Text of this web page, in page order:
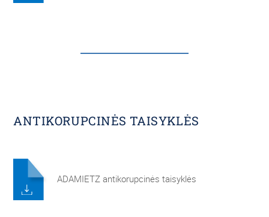
ANTIKORUPCINĖS TAISYKLĖS
ADAMIETZ antikorupcinės taisyklės